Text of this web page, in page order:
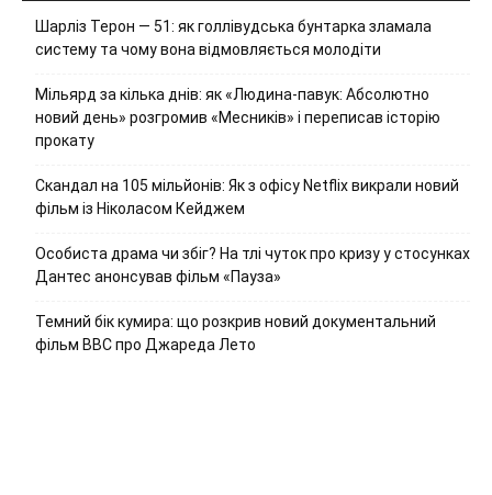
Шарліз Терон — 51: як голлівудська бунтарка зламала
систему та чому вона відмовляється молодіти
Мільярд за кілька днів: як «Людина-павук: Абсолютно
новий день» розгромив «Месників» і переписав історію
прокату
Скандал на 105 мільйонів: Як з офісу Netflix викрали новий
фільм із Ніколасом Кейджем
Особиста драма чи збіг? На тлі чуток про кризу у стосунках
Дантес анонсував фільм «Пауза»
Темний бік кумира: що розкрив новий документальний
фільм ВВС про Джареда Лето